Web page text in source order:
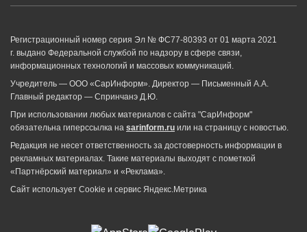
Регистрационный номер серия Эл № ФС77-80393 от 01 марта 2021
г. выдано Федеральной службой по надзору в сфере связи,
информационных технологий и массовых коммуникаций.
Учредитель — ООО «СарИнформ». Директор — Письменный А.А.
Главный редактор — Спринчанэ Д.Ю.
При использовании любых материалов с сайта "СарИнформ"
обязательна гиперссылка на sarinform.ru или на страницу с новостью.
Редакция не несет ответственность за достоверность информации в
рекламных материалах. Такие материалы выходят с пометкой
«Партнёрский материал» и «Реклама».
Сайт использует Cookie и сервиc Яндекс.Метрика